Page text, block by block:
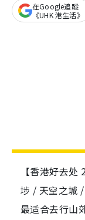
在Google追蹤
《UHK 港生活》
【香港好去
埗 / 天空之城
最适合去行山